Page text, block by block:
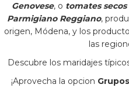
Genovese, o tomates
Parmigiano Reggiano,
origen, Módena, y los
las
Descubre los maridajes
¡Aprovecha la opcion